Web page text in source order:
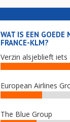
WAT IS EEN GOEDE
FRANCE-KLM?
Verzin alsjeblieft iets
European Airlines
The Blue Group